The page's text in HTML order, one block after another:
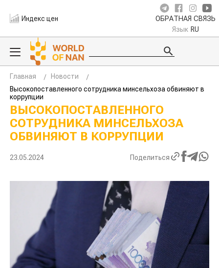
Индекс цен ОБРАТНАЯ СВЯЗЬ
Язык RU
Главная
Новости
Высокопоставленного сотрудника минсельхоза обвиняют в
коррупции
ВЫСОКОПОСТАВЛЕННОГО
СОТРУДНИКА МИНСЕЛЬХОЗА
ОБВИНЯЮТ В КОРРУПЦИИ
23.05.2024 Поделиться